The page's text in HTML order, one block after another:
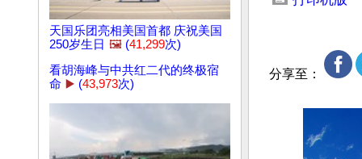
天国乐团亮相美国首都 庆祝美国
250岁生日 🖼️ (41,299次)
看胡海峰与中共红二代的终极宿
命 ▶️ (43,973次)
分享至：